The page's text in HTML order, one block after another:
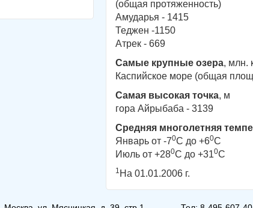
(общая протяженность)
Амударья - 1415
Теджен -1150
Атрек - 669
Самые крупные озера, млн.
Каспийское море (общая
Самая высокая точка, м
гора Айрыбаба - 3139
Средняя многолетняя
Январь от -70C до +60C
Июль от +280C до +310C
1 На 01.01.2006 г.